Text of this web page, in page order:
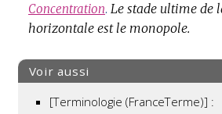
DE
DOMAINE
Concentration. Le stade ultime de
horizontale est le monopole.
Voir aussi
[Terminologie (FranceTerme)] :